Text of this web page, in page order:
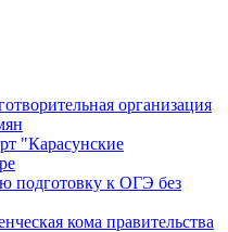
организация
"Карасунские
подготовку к ОГЭ без
кома правительства